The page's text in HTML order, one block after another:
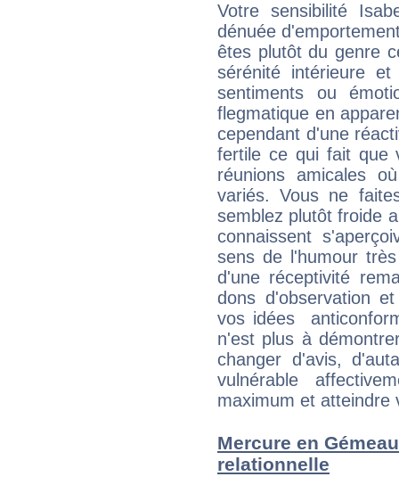
Votre sensibilité
dénuée
êtes plutôt du genre
sérénité intérieure
sentiments ou
flegmatique en
cependant d'une
fertile ce qui fait que
réunions amicales
variés. Vous ne
semblez plutôt froide
connaissent
sens de l'humour
d'une réceptivité
dons d'observation
vos idées
n'est plus à
changer d'avis,
vulnérable
maximum et atteindre
Mercure en
relationnelle